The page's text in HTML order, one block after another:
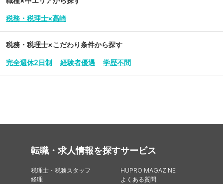
税務・税理士×高崎
税務・税理士×こだわり条件から探す
完全週休2日制 経験者優遇 学歴不問
転職・求人情報を探す
税理士・税務スタッフ
経理
サービス
HUPRO MAGAZINE
よくある質問